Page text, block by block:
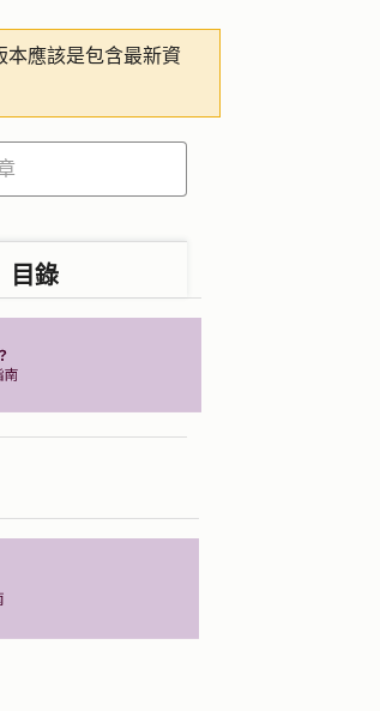
本應該是包含最新資
目錄